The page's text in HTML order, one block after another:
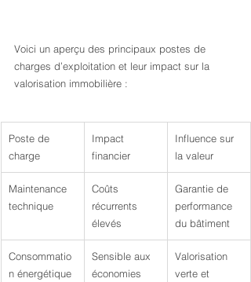
Voici un aperçu des principaux postes de
charges d’exploitation et leur impact sur la
valorisation immobilière :
Poste de
charge
Impact
financier
Influence sur
la valeur
Maintenance
technique
Coûts
récurrents
élevés
Garantie de
performance
du bâtiment
Consommatio
n énergétique
Sensible aux
économies
Valorisation
verte et